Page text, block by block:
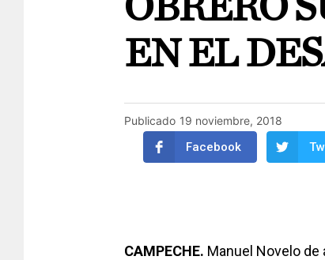
EN EL
Publicado 19 noviembre, 2018
Facebook
CAMPECHE. Manuel Novelo